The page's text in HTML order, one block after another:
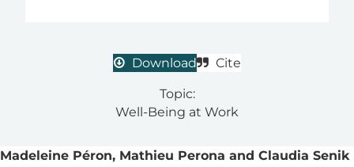
Download Cite
Topic:
Well-Being at Work
Madeleine Péron, Mathieu Perona and Claudia Senik